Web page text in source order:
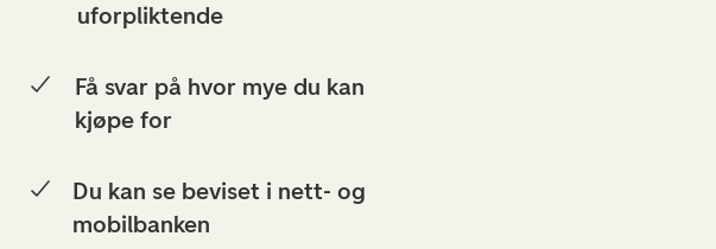
uforpliktende
Få svar på hvor mye du kan
kjøpe for
Du kan se beviset i nett- og
mobilbanken